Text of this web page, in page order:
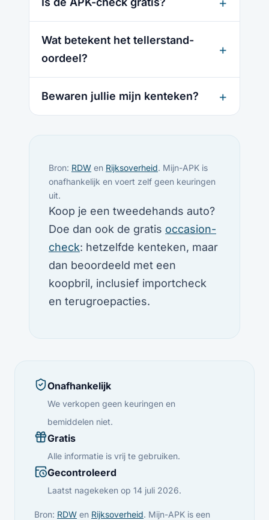
Wat betekent het tellerstand-
oordeel?
Bewaren jullie mijn kenteken?
Bron: RDW en Rijksoverheid. Mijn-APK is
onafhankelijk en voert zelf geen keuringen
uit.
Koop je een tweedehands auto?
Doe dan ook de gratis occasion-
check: hetzelfde kenteken, maar
dan beoordeeld met een
koopbril, inclusief importcheck
en terugroepacties.
Onafhankelijk
We verkopen geen keuringen en
bemiddelen niet.
Gratis
Alle informatie is vrij te gebruiken.
Gecontroleerd
Laatst nagekeken op 14 juli 2026.
Bron: RDW en Rijksoverheid. Mijn-APK is een